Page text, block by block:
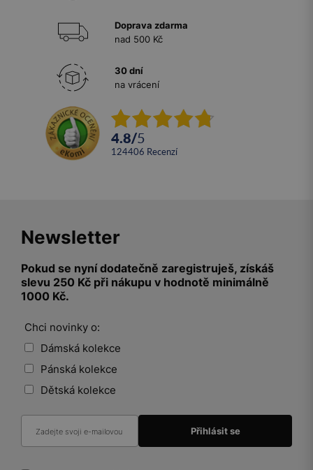
Doprava zdarma
nad 500 Kč
30 dní
na vrácení
4.8/5
124406 recenzí
Newsletter
Pokud se nyní dodatečně zaregistruješ, získáš
slevu 250 Kč při nákupu v hodnotě minimálně
1000 Kč.
Chci novinky o:
Dámská kolekce
Pánská kolekce
Dětská kolekce